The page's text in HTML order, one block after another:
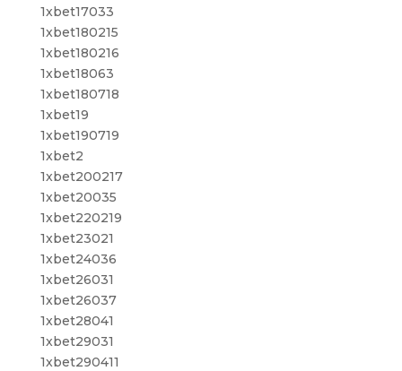
1xbet17033
1xbet180215
1xbet180216
1xbet18063
1xbet180718
1xbet19
1xbet190719
1xbet2
1xbet200217
1xbet20035
1xbet220219
1xbet23021
1xbet24036
1xbet26031
1xbet26037
1xbet28041
1xbet29031
1xbet290411